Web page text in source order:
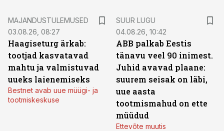
MAJANDUSTULEMUSED
03.08.26, 08:27
Haagiseturg ärkab:
tootjad kasvatavad
mahtu ja valmistuvad
uueks laienemiseks
Bestnet avab uue müügi- ja
tootmiskeskuse
SUUR LUGU
04.08.26, 10:42
ABB palkab Eestis
tänavu veel 90 inimest.
Juhid avavad plaane:
suurem seisak on läbi,
uue aasta
tootmismahud on ette
müüdud
Ettevõte muutis